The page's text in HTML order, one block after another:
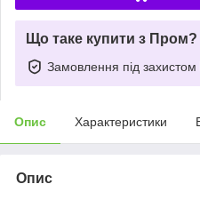
Що таке купити з Пром?
Замовлення під захистом
Опис Характеристики
Опис